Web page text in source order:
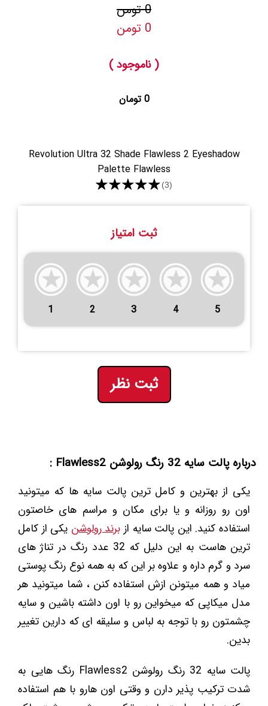
0 تومن
0 تومن
( ناموجود )
0 تومان
Revolution Ultra 32 Shade Flawless 2 Eyeshadow
Palette Flawless
★★★★★(3)
ثبت امتیاز
1 2 3 4 5
ثبت نظر
درباره پالت سایه 32 رنگ رولوشن Flawless2 :
یکی از بهترین و کامل ترین پالت سایه ها که میتونید
اون رو روزانه و یا برای مکان و مراسم های خاصتون
استفاده کنید. این پالت سایه از برند رولوشن یکی از کامل
ترین هاست به این دلیل که 32 عدد رنگ در تناژ های
سرد و گرم داره و علاوه بر این که به همه نوع رنگ پوستی
میاد و همه میتونن ازش استفاده کنن ، شما میتونید هر
مدل میکاپی که میخواین رو با اون داشته باشین و سایه
چشمتون رو با توجه به لباس و سلیقه ای که دارین تغییر
بدین.
پالت سایه 32 رنگ رولوشن Flawless2 رنگ هایی به
شدت ترکیب پذیر دارن و وقتی اون هارو با هم استفاده